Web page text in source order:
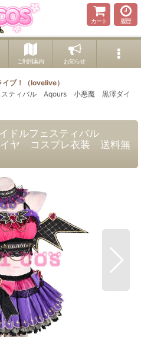
カート 履歴
ご利用案内 お知らせ
イブ！（lovelive）
スティバル Aqours 小悪魔 黒澤ダイ
ドルフェスティバル
ヤ コスプレ衣装 送料無